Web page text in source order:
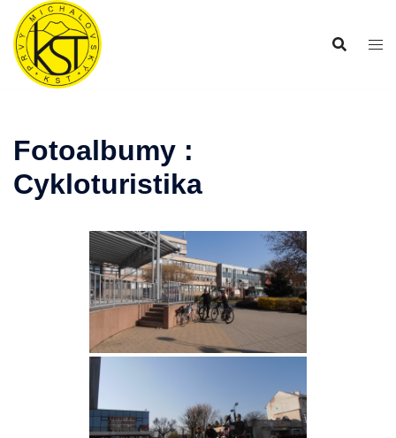
Preskočiť
obsah
Fotoalbumy :
Cykloturistika